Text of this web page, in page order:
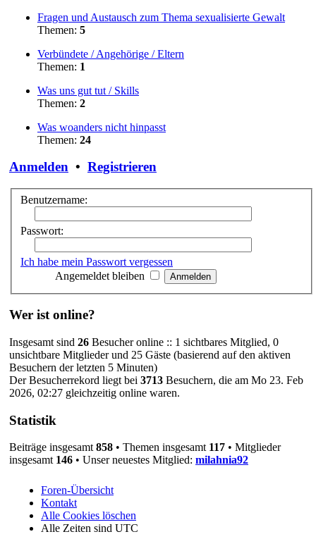
Fragen und Austausch zum Thema sexualisierte Gewalt
Themen: 5
Verbündete / Angehörige / Eltern
Themen: 1
Was uns gut tut / Skills
Themen: 2
Was woanders nicht hinpasst
Themen: 24
Anmelden • Registrieren
Benutzername:
Passwort:
Ich habe mein Passwort vergessen
Angemeldet bleiben
Wer ist online?
Insgesamt sind 26 Besucher online :: 1 sichtbares Mitglied, 0
unsichtbare Mitglieder und 25 Gäste (basierend auf den aktiven
Besuchern der letzten 5 Minuten)
Der Besucherrekord liegt bei 3713 Besuchern, die am Mo 23. Feb
2026, 02:27 gleichzeitig online waren.
Statistik
Beiträge insgesamt858 • Themen insgesamt 117 • Mitglieder
insgesamt 146 • Unser neuestes Mitglied: milahnia92
Foren-Übersicht
Kontakt
Alle Cookies löschen
Alle Zeiten sind UTC